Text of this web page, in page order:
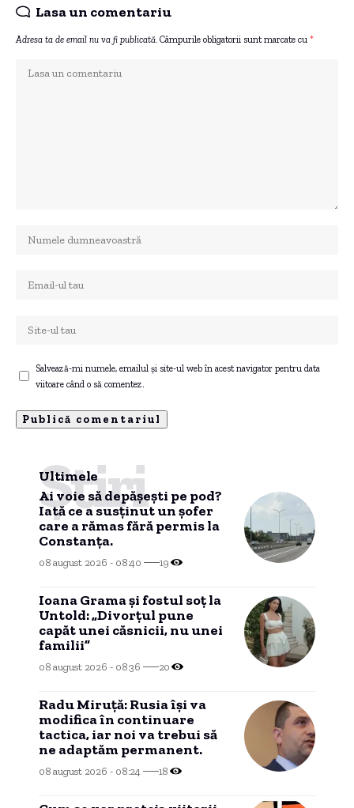
Lasa un comentariu
Adresa ta de email nu va fi publicată. Câmpurile obligatorii sunt marcate cu *
Salvează-mi numele, emailul și site-ul web în acest navigator pentru data
viitoare când o să comentez.
Ultimele
Știri
Ai voie să depășești pe pod?
Iată ce a susținut un șofer
care a rămas fără permis la
Constanța.
08 august 2026 - 08:40 19
Ioana Grama și fostul soț la
Untold: „Divorțul pune
capăt unei căsnicii, nu unei
familii”
08 august 2026 - 08:36 20
Radu Miruță: Rusia își va
modifica în continuare
tactica, iar noi va trebui să
ne adaptăm permanent.
08 august 2026 - 08:24 18